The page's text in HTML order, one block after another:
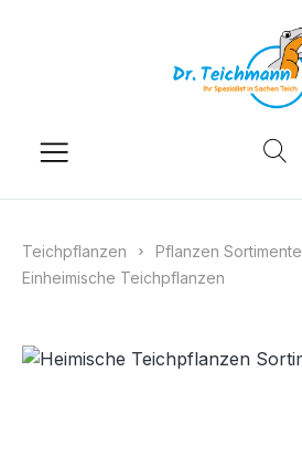
Teichpflanzen
Pflanzen Sortimente
Einheimische Teichpflanzen
Bildergalerie überspringen